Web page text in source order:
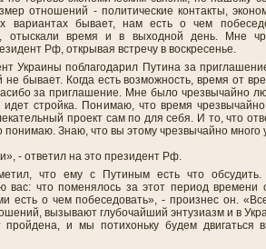
отношений - политические контакты,
вариантах бывает, нам есть о чем
отыскали время и в выходной день. Мне
Рф, открывая встречу в воскресенье.
Украины поблагодарил Путина за
бывает. Когда есть возможность, время от
за приглашение. Мне было чрезвычайно
стройка. Понимаю, что время чрезвычайно
проект сам по для себя. И то, что
понимаю. Знаю, что вы этому чрезвычайно
- ответил на это президент Рф.
что ему с Путиным есть что
вас: что поменялось за этот период времени
есть о чем побеседовать», - произнес он.
вызывают глубочайший энтузиазм и в
и мы потихоньку будем двигаться